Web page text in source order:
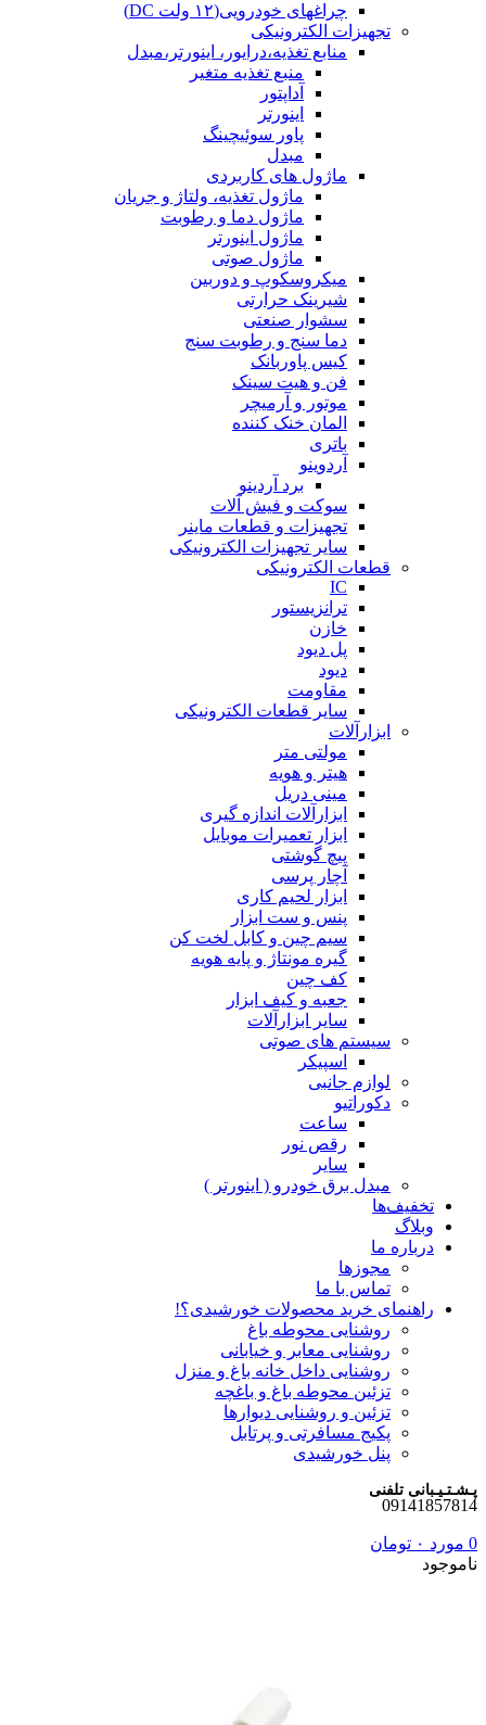
چراغهای خودرویی(۱۲ ولت DC)
تجهیزات الکترونیکی
منابع تغذیه،درایور، اینورتر،مبدل
منبع تغذیه متغیر
آداپتور
اینورتر
پاور سوئیچینگ
مبدل
ماژول های کاربردی
ماژول تغذیه، ولتاژ و جریان
ماژول دما و رطوبت
ماژول اینورتر
ماژول صوتی
میکروسکوپ و دوربین
شیرینک حرارتی
سشوار صنعتی
دما سنج و رطوبت سنج
کیس پاوربانک
فن و هیت سینک
موتور و آرمیچر
المان خنک کننده
باتری
آردوینو
برد آردینو
سوکت و فیش آلات
تجهیزات و قطعات ماینر
سایر تجهیزات الکترونیکی
قطعات الکترونیکی
IC
ترانزیستور
خازن
پل دیود
دیود
مقاومت
سایر قطعات الکترونیکی
ابزارآلات
مولتی متر
هیتر و هویه
مینی دریل
ابزارآلات اندازه گیری
ابزار تعمیرات موبایل
پیچ گوشتی
آچار پرسی
ابزار لحیم کاری
پنس و ست ابزار
سیم چین و کابل لخت کن
گیره مونتاژ و پایه هویه
کف چین
جعبه و کیف ابزار
سایر ابزارآلات
سیستم های صوتی
اسپیکر
لوازم جانبی
دکوراتیو
ساعت
رقص نور
سایر
مبدل برق خودرو ( اینورتر )
تخفیف‌ها
وبلاگ
درباره ما
مجوزها
تماس با ما
راهنمای خرید محصولات خورشیدی؟!
روشنایی محوطه باغ
روشنایی معابر و خیابانی
روشنایی داخل خانه باغ و منزل
تزئین محوطه باغ و باغچه
تزئین و روشنایی دیوارها
پکیج مسافرتی و پرتابل
پنل خورشیدی
پـشـتـیـبانی تلفنی
09141857814
0 مورد ۰ تومان
ناموجود